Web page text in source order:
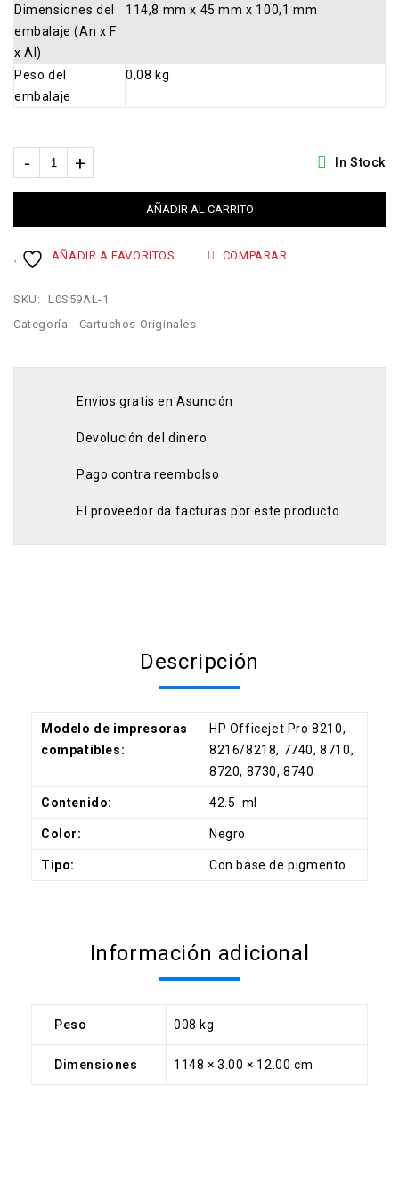
Dimensiones del
embalaje (An x F
x Al)
114,8 mm x 45 mm x 100,1 mm
Peso del
embalaje
0,08 kg
In Stock
AÑADIR AL CARRITO
AÑADIR A FAVORITOS COMPARAR
SKU:
L0S59AL-1
Categoría:
Cartuchos Originales
Envios gratis en Asunción
Devolución del dinero
Pago contra reembolso
El proveedor da facturas por este producto.
Descripción
Modelo de impresoras
compatibles:
HP Officejet Pro 8210,
8216/8218, 7740, 8710,
8720, 8730, 8740
Contenido: 42.5 ml
Color: Negro
Tipo: Con base de pigmento
Información adicional
Peso 008 kg
Dimensiones 1148 × 3.00 × 12.00 cm